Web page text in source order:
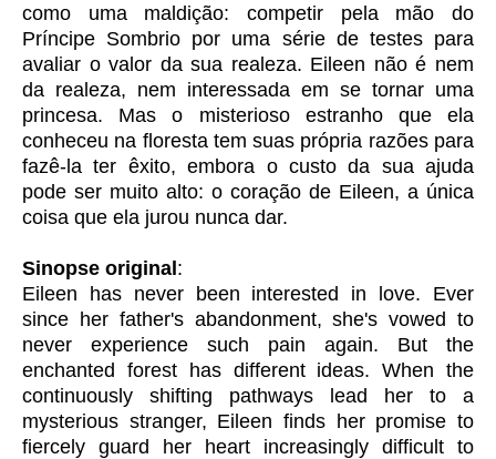
como uma maldição: competir pela mão do
Príncipe Sombrio por uma série de testes para
avaliar o valor da sua realeza. Eileen não é nem
da realeza, nem interessada em se tornar uma
princesa. Mas o misterioso estranho que ela
conheceu na floresta tem suas própria razões para
fazê-la ter êxito, embora o custo da sua ajuda
pode ser muito alto: o coração de Eileen, a única
coisa que ela jurou nunca dar.
Sinopse original:
Eileen has never been interested in love. Ever
since her father's abandonment, she's vowed to
never experience such pain again. But the
enchanted forest has different ideas. When the
continuously shifting pathways lead her to a
mysterious stranger, Eileen finds her promise to
fiercely guard her heart increasingly difficult to